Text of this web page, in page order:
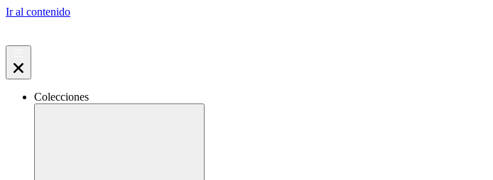
Ir al contenido
Colecciones